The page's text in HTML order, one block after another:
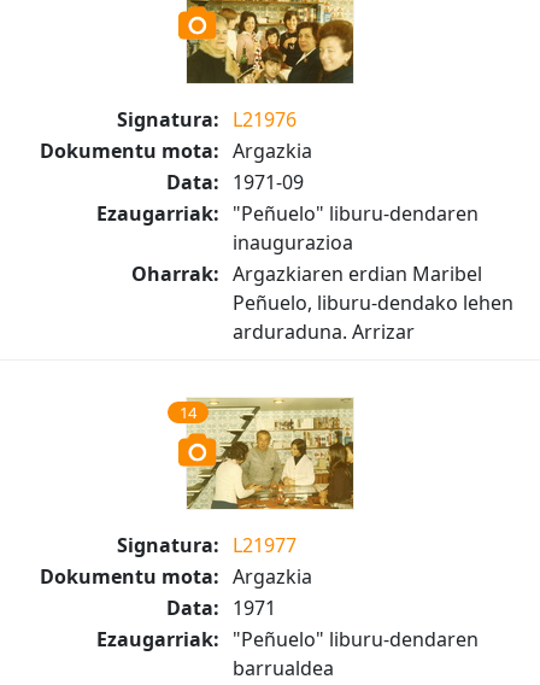
Signatura: L21976
Dokumentu mota: Argazkia
Data: 1971-09
Ezaugarriak: "Peñuelo" liburu-dendaren
inaugurazioa
Oharrak: Argazkiaren erdian Maribel
Peñuelo, liburu-dendako lehen
arduraduna. Arrizar
14
Signatura: L21977
Dokumentu mota: Argazkia
Data: 1971
Ezaugarriak: "Peñuelo" liburu-dendaren
barrualdea